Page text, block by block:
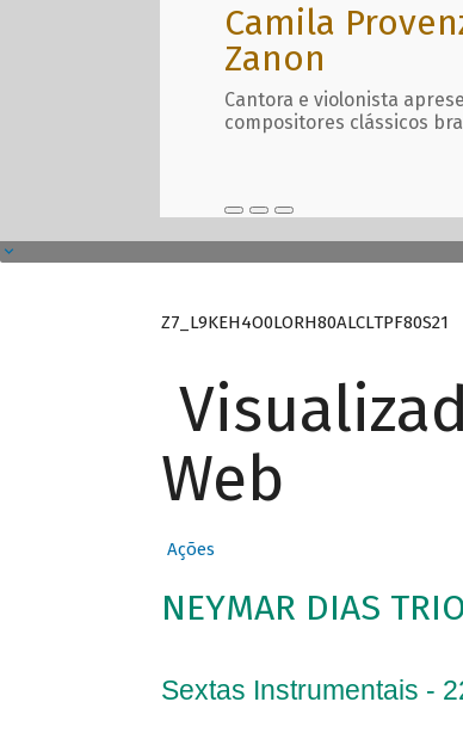
Camila
Zanon
Cantora e violonista
compositores clássicos
Z7_L9KEH4O0LORH80ALCLTPF80S21
Web
Ações
NEYMAR DIAS
Sextas Instrumentais -